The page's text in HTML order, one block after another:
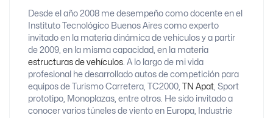
Desde el año 2008 me desempeño como docente en el
Instituto Tecnológico Buenos Aires como experto
invitado en la materia dinámica de vehículos y a partir
de 2009, en la misma capacidad, en la materia
estructuras de vehículos . A lo largo de mi vida
profesional he desarrollado autos de competición para
equipos de Turismo Carretera, TC2000,
TN Apat , Sport
prototipo, Monoplazas, entre otros. He sido invitado a
conocer varios túneles de viento en Europa, Industrie